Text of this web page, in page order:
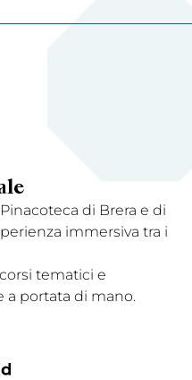
di Brera e di
immersiva tra i
tematici e
a portata di mano.